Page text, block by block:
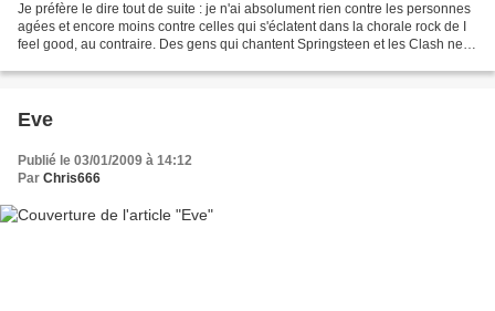
Je préfère le dire tout de suite : je n'ai absolument rien contre les personnes
agées et encore moins contre celles qui s'éclatent dans la chorale rock de I
feel good, au contraire. Des gens qui chantent Springsteen et les Clash ne
Eve
Publié le 03/01/2009 à 14:12
Par Chris666